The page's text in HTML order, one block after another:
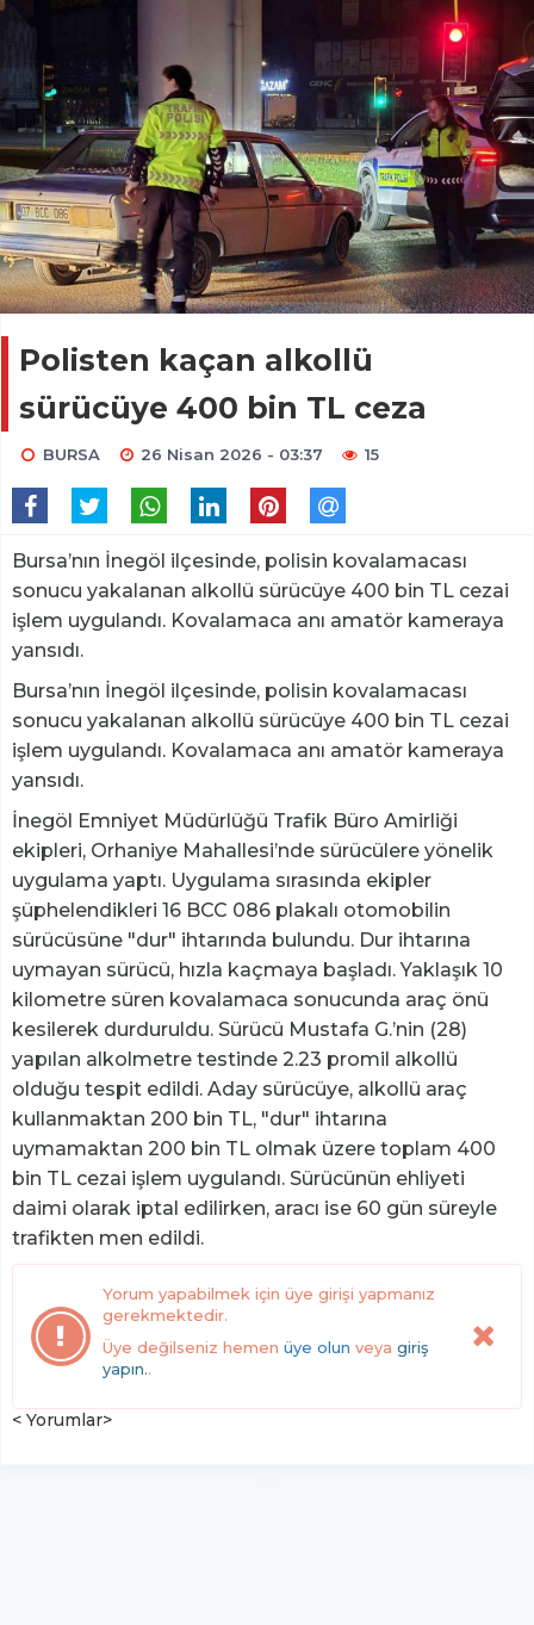
Polisten kaçan alkollü
sürücüye 400 bin TL ceza
BURSA 26 Nisan 2026 - 03:37 15
Bursa’nın İnegöl ilçesinde, polisin kovalamacası
sonucu yakalanan alkollü sürücüye 400 bin TL cezai
işlem uygulandı. Kovalamaca anı amatör kameraya
yansıdı.
Bursa’nın İnegöl ilçesinde, polisin kovalamacası
sonucu yakalanan alkollü sürücüye 400 bin TL cezai
işlem uygulandı. Kovalamaca anı amatör kameraya
yansıdı.
İnegöl Emniyet Müdürlüğü Trafik Büro Amirliği
ekipleri, Orhaniye Mahallesi’nde sürücülere yönelik
uygulama yaptı. Uygulama sırasında ekipler
şüphelendikleri 16 BCC 086 plakalı otomobilin
sürücüsüne "dur" ihtarında bulundu. Dur ihtarına
uymayan sürücü, hızla kaçmaya başladı. Yaklaşık 10
kilometre süren kovalamaca sonucunda araç önü
kesilerek durduruldu. Sürücü Mustafa G.’nin (28)
yapılan alkolmetre testinde 2.23 promil alkollü
olduğu tespit edildi. Aday sürücüye, alkollü araç
kullanmaktan 200 bin TL, "dur" ihtarına
uymamaktan 200 bin TL olmak üzere toplam 400
bin TL cezai işlem uygulandı. Sürücünün ehliyeti
daimi olarak iptal edilirken, aracı ise 60 gün süreyle
trafikten men edildi.
Yorum yapabilmek için üye girişi yapmanız
gerekmektedir.
Üye değilseniz hemen üye olun veya giriş
yapın..
< Yorumlar>